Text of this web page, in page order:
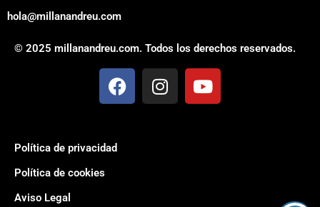
hola@millanandreu.com
© 2025 millanandreu.com. Todos los derechos reservados.
Política de privacidad
Política de cookies
Aviso Legal